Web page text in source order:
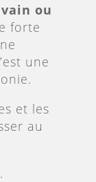
ou
forte
une
et les
au